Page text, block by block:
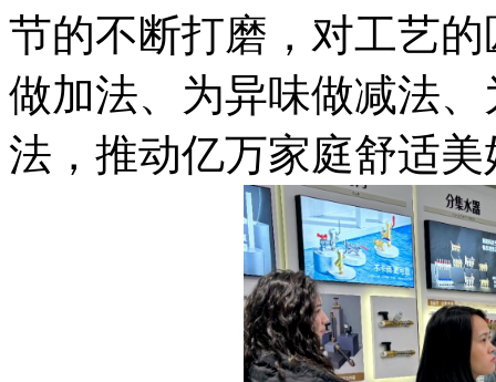
节的不断打磨，对工艺
做加法、为异味做减法
法，推动亿万家庭舒适